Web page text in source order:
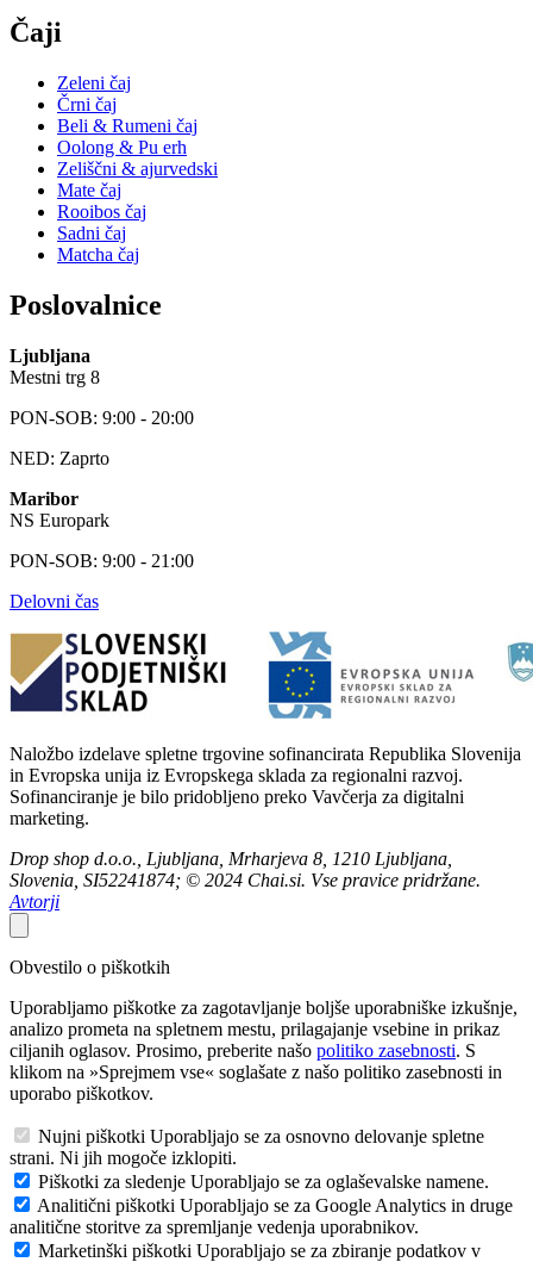
Čaji
Zeleni čaj
Črni čaj
Beli & Rumeni čaj
Oolong & Pu erh
Zeliščni & ajurvedski
Mate čaj
Rooibos čaj
Sadni čaj
Matcha čaj
Poslovalnice
Ljubljana
Mestni trg 8
PON-SOB: 9:00 - 20:00
NED: Zaprto
Maribor
NS Europark
PON-SOB: 9:00 - 21:00
Delovni čas
Naložbo izdelave spletne trgovine sofinancirata Republika Slovenija
in Evropska unija iz Evropskega sklada za regionalni razvoj.
Sofinanciranje je bilo pridobljeno preko Vavčerja za digitalni
marketing.
Drop shop d.o.o., Ljubljana, Mrharjeva 8, 1210 Ljubljana,
Slovenia, SI52241874; © 2024 Chai.si. Vse pravice pridržane.
Avtorji